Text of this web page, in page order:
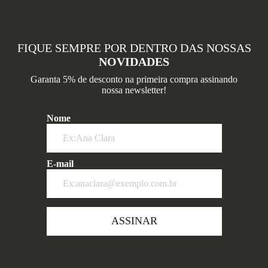
FIQUE SEMPRE POR DENTRO DAS NOSSAS
NOVIDADES
Garanta 5% de desconto na primeira compra assinando
nossa newsletter!
Nome
E-mail
ASSINAR